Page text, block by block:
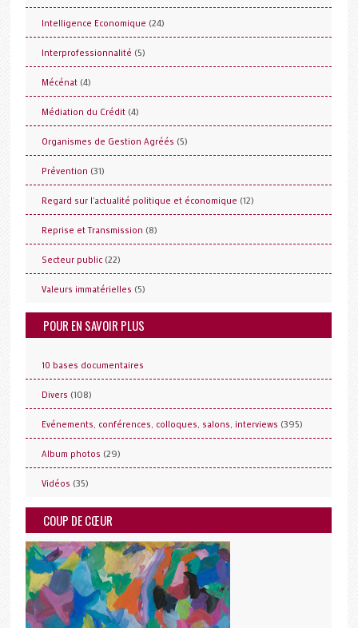
Intelligence Economique (24)
Interprofessionnalité (5)
Mécénat (4)
Médiation du Crédit (4)
Organismes de Gestion Agréés (5)
Prévention (31)
Regard sur l'actualité politique et économique (12)
Reprise et Transmission (8)
Secteur public (22)
Valeurs immatérielles (5)
POUR EN SAVOIR PLUS
10 bases documentaires
Divers (108)
Evénements, conférences, colloques, salons, interviews (395)
Album photos (29)
Vidéos (35)
COUP DE CŒUR